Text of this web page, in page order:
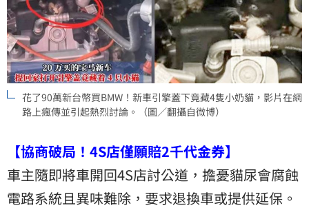
花了90萬新台幣買BMW！新車引擎蓋下竟藏4隻小奶貓，影片在網
路上瘋傳並引起熱烈討論。（圖／翻攝自微博）
【協商破局！4S店僅願賠2千代金券】
車主隨即將車開回4S店討公道，擔憂貓尿會腐蝕
電路系統且異味難除，要求退換車或提供延保。